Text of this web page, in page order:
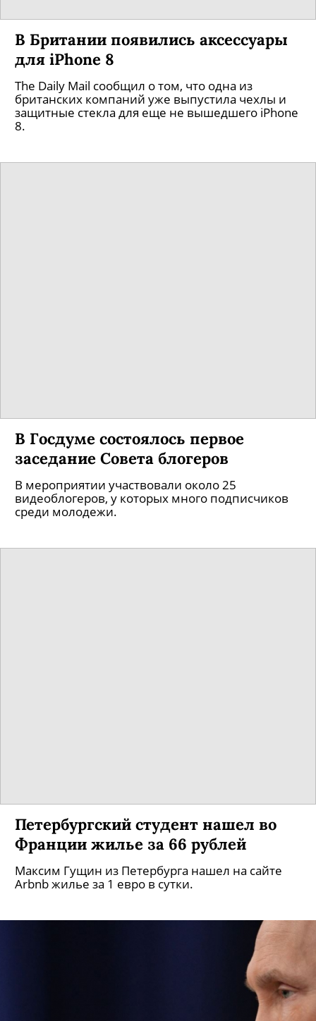
В Британии появились аксессуары
для iPhone 8
The Daily Mail сообщил о том, что одна из
британских компаний уже выпустила чехлы и
защитные стекла для еще не вышедшего iPhone
8.
В Госдуме состоялось первое
заседание Совета блогеров
В мероприятии участвовали около 25
видеоблогеров, у которых много подписчиков
среди молодежи.
Петербургский студент нашел во
Франции жилье за 66 рублей
Максим Гущин из Петербурга нашел на сайте
Arbnb жилье за 1 евро в сутки.